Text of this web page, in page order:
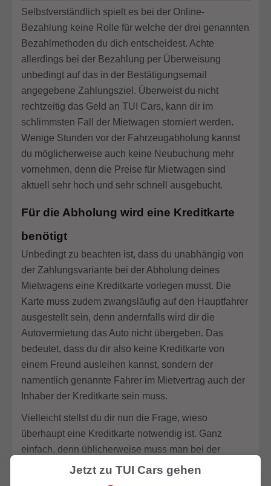
Selbstverständlich spielt es bei der Online-
Bezahlung keine Rolle für welche der drei genannten
Bezahlmethoden du dich entscheidest. Achte
allerdings bei der Bezahlung per Überweisung
unbedingt auf das in der Bestätigungsemail
angegebene Zahlungsziel. Überweist du nicht
rechtzeitig das Geld an TUI Cars, kann dir im
schlimmsten Fall der Mietwagen storniert werden.
Wenige Stunden vor der Fahrzeugabholung kannst
du möglicherweise auch keine Neubuchung mehr
vornehmen, denn die Preise für Mietwagen sind
aktuell sehr hoch und sehr schnell ausgebucht.
Für die Abholung wird eine Kreditkarte
benötigt
Unbedingt zu beachten ist, dass du unabhängig von
der Zahlungsvariante bei der Abholung deines
Mietwagens eine Kreditkarte vorlegen musst. Die
Karte muss zudem zwangsläufig auf den Hauptfahrer
ausgestellt sein, denn andernfalls wird dir die
Autovermietung das Auto nicht übergeben. Das
bedeutet, dass du dir also keine Kreditkarte von
einem Freund ausleihen kannst, sondern der
namentlich genannte Fahrer im Mietvertrag auch der
Inhaber der Kreditkarte sein muss.
Vielleicht stellst du dir nun die Frage, wieso
überhaupt eine Kreditkarte notwendig ist. Ganz
einfach, denn üblicherweise muss man bei der
Abholung eines Mietwagens immer eine Kaution
Jetzt zu TUI Cars gehen